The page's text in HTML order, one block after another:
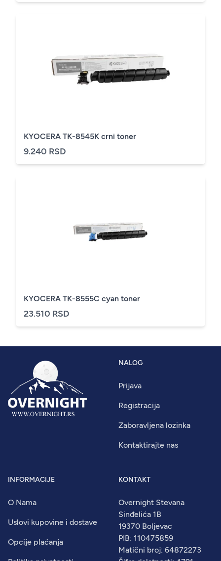
KYOCERA TK-8545K crni toner
9.240 RSD
KYOCERA TK-8555C cyan toner
23.510 RSD
NALOG
Prijava
Registracija
Zaboravljena lozinka
Kontaktirajte nas
INFORMACIJE
O Nama
Uslovi kupovine i dostave
Opcije plaćanja
KONTAKT
Overnight Stevana
Sinđelića 1B
19370 Boljevac
PIB: 110475859
Matični broj: 64872273